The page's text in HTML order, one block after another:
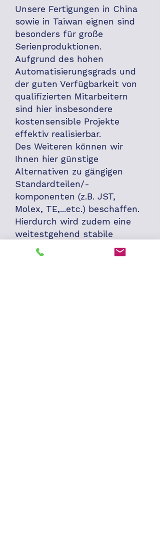
​Unsere Fertigungen in China
sowie in Taiwan eignen sind
besonders für große
Serienproduktionen.
Aufgrund des hohen
Automatisierungsgrads und
der guten Verfügbarkeit von
qualifizierten Mitarbeitern
sind hier insbesondere
kostensensible Projekte
effektiv realisierbar.
Des Weiteren können wir
Ihnen hier günstige
Alternativen zu gängigen
Standardteilen/-
komponenten (z.B. JST,
Molex, TE,...etc.) beschaffen.
Hierdurch wird zudem eine
weitestgehend stabile
Versorgung an
Rohmaterialien